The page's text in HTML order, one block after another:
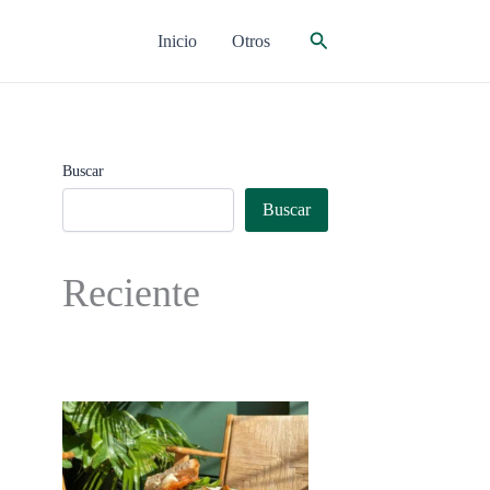
Inicio Otros Buscar
Buscar
Buscar
Reciente